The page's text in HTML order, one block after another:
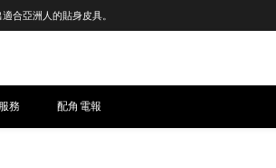
合亞洲人的貼身皮具。
務 配角電報